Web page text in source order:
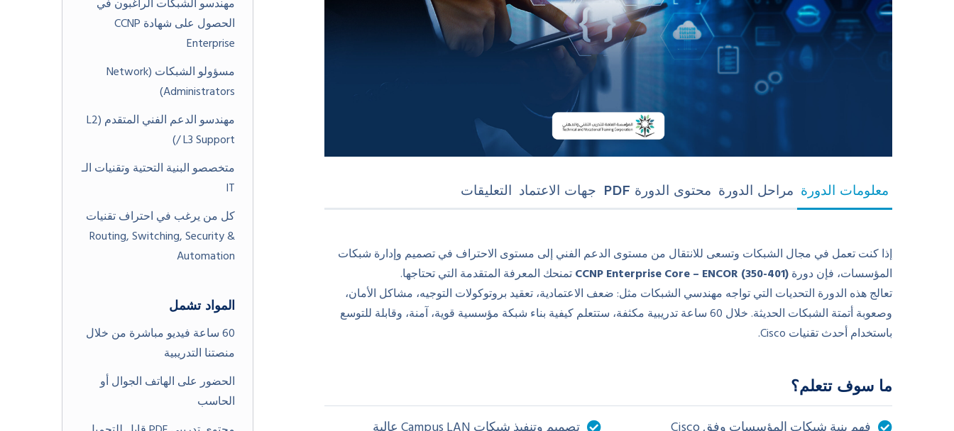
معلومات الدورة مراحل الدورة محتوى الدورة PDF جهات الاعتماد التعليقات
إذا كنت تعمل في مجال الشبكات وتسعى للانتقال من مستوى الدعم الفني إلى مستوى الاحتراف في تصميم وإدارة شبكات
المؤسسات، فإن دورةCCNP Enterprise Core – ENCOR (350-401)تمنحك المعرفة المتقدمة التي تحتاجها.
تعالج هذه الدورة التحديات التي تواجه مهندسي الشبكات مثل: ضعف الاعتمادية، تعقيد بروتوكولات التوجيه، مشاكل الأمان،
وصعوبة أتمتة الشبكات الحديثة. خلال 60 ساعة تدريبية مكثفة، ستتعلم كيفية بناء شبكة مؤسسية قوية، آمنة، وقابلة للتوسع
باستخدام أحدث تقنيات Cisco.
ما سوف تتعلم؟
مهندسو الشبكات الراغبون في
الحصول على شهادة CCNP
Enterprise
مسؤولو الشبكات (Network
Administrators)
مهندسو الدعم الفني المتقدم (L2
/ L3 Support)
متخصصو البنية التحتية وتقنيات الـ
IT
كل من يرغب في احتراف تقنيات
Routing, Switching, Security &
Automation
المواد تشمل
60 ساعة فيديو مباشرة من خلال
منصتنا التدريبية
الحضور على الهاتف الجوال أو
الحاسب